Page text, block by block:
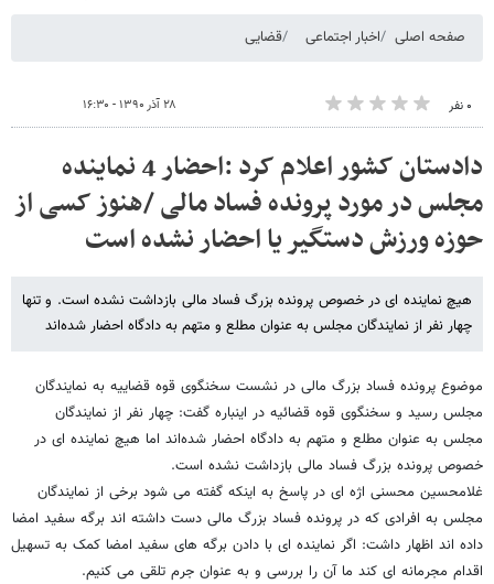
صفحه اصلی اخبار اجتماعی قضایی
۰ نفر ۲۸ آذر ۱۳۹۰ - ۱۶:۳۰
دادستان کشور اعلام کرد :احضار 4 نماینده
مجلس در مورد پرونده فساد مالی /هنوز کسی از
حوزه ورزش دستگیر یا احضار نشده است
هیچ نماینده ای در خصوص پرونده بزرگ فساد مالی بازداشت نشده است. و تنها
چهار نفر از نمایندگان مجلس به عنوان مطلع و متهم به دادگاه احضار شده‌اند
موضوع پرونده فساد بزرگ مالی در نشست سخنگوی قوه قضاییه به نمایندگان
مجلس رسید و سخنگوی قوه قضائیه در اینباره گفت: چهار نفر از نمایندگان
مجلس به عنوان مطلع و متهم به دادگاه احضار شده‌اند اما هیچ نماینده ای در
خصوص پرونده بزرگ فساد مالی بازداشت نشده است.
غلامحسین محسنی اژه ای در پاسخ به اینکه گفته می شود برخی از نمایندگان
مجلس به افرادی که در پرونده فساد بزرگ مالی دست داشته اند برگه سفید امضا
داده اند اظهار داشت: اگر نماینده ای با دادن برگه های سفید امضا کمک به تسهیل
اقدام مجرمانه ای کند ما آن را بررسی و به عنوان جرم تلقی می کنیم.